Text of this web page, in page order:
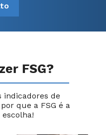
FSG?
indicadores de
que a FSG é a